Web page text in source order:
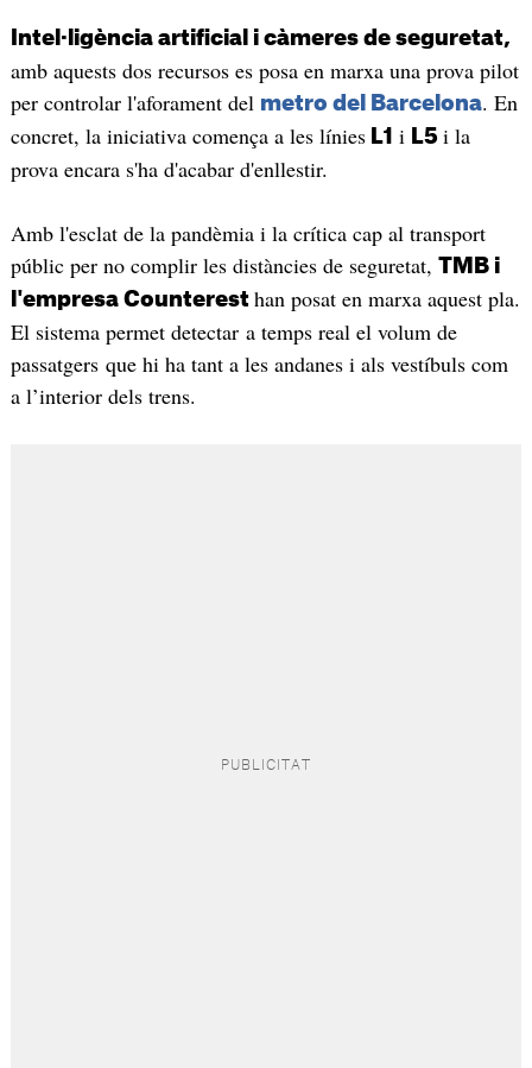
Intel·ligència artificial i càmeres de seguretat,
amb aquests dos recursos es posa en marxa una prova pilot
per controlar l'aforament del metro del Barcelona. En
concret, la iniciativa comença a les líniesL1 i L5 i la
prova encara s'ha d'acabar d'enllestir.
Amb l'esclat de la pandèmia i la crítica cap al transport
públic per no complir les distàncies de seguretat, TMB i
l'empresa Counterest han posat en marxa aquest pla.
El sistema permet detectar a temps real el volum de
passatgers que hi ha tant a les andanes i als vestíbuls com
a l’interior dels trens.